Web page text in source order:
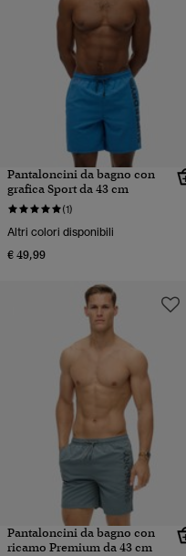
Pantaloncini da bagno con
grafica Sport da 43 cm
(1)
Altri colori disponibili
€ 49,99
Pantaloncini da bagno con
ricamo Premium da 43 cm